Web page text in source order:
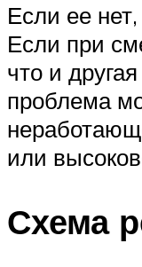
Если ее
Если при
что и
проблема
или
Схема